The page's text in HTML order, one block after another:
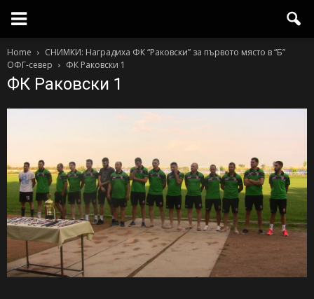
Home
СНИМКИ: Наградиха ФК “Раковски” за първото място в “Б”
ОФГ-север
ФК Раковски 1
ФК Раковски 1